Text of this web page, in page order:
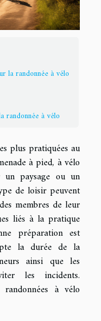
la randonnée à vélo
randonnée à vélo
plus pratiquées au
à pied, à vélo
paysage ou un
de loisir peuvent
membres de leur
liés à la pratique
préparation est
la durée de la
ainsi que les
les incidents.
à vélo